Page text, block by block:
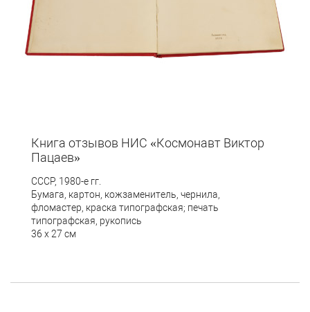
Книга отзывов НИС «Космонавт Виктор
Пацаев»
СССР, 1980-е гг.
Бумага, картон, кожзаменитель, чернила,
фломастер, краска типографская; печать
типографская, рукопись
36 х 27 см